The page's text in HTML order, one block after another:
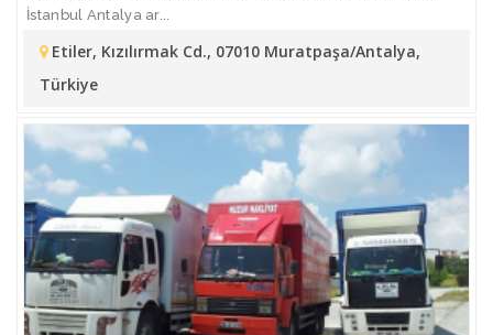
İstanbul Antalya ar...
Etiler, Kızılırmak Cd., 07010 Muratpaşa/Antalya,
Türkiye